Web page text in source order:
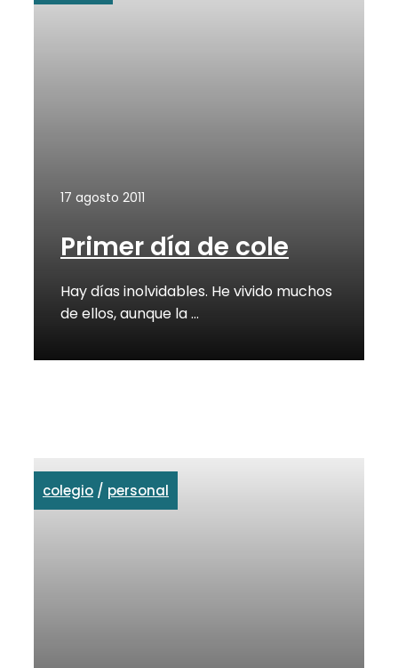
17 agosto 2011
Primer día de cole
Hay días inolvidables. He vivido muchos
de ellos, aunque la …
colegio / personal